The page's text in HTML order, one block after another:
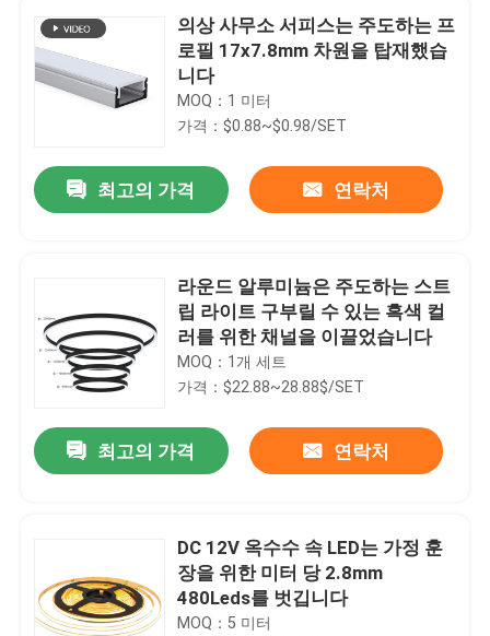
의상 사무소 서피스는 주도하는 프
로필 17x7.8mm 차원을 탑재했습
니다
MOQ：1 미터
가격：$0.88~$0.98/SET
최고의 가격 연락처
라운드 알루미늄은 주도하는 스트
립 라이트 구부릴 수 있는 흑색 컬
러를 위한 채널을 이끌었습니다
MOQ：1개 세트
가격：$22.88~28.88$/SET
최고의 가격 연락처
DC 12V 옥수수 속 LED는 가정 훈
장을 위한 미터 당 2.8mm
480Leds를 벗깁니다
MOQ：5 미터